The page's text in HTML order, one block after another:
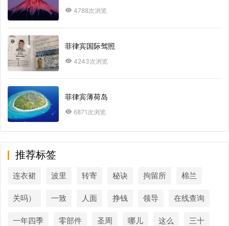
4788次浏览
菲律宾国际驾照
4243次浏览
菲律宾薄荷岛
6871次浏览
推荐标签
连衣裙 波里 转寄 秘诀 拘留所 棉兰
关吗） 一致 人面 挣钱 领导 在线查询
一年四季 零部件 圣周 哪儿 这么 三十